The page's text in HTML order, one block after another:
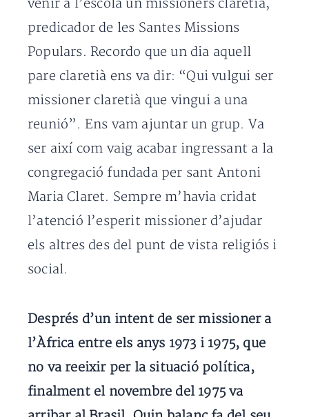
venir a l’escola un missioners claretià,
predicador de les Santes Missions
Populars. Recordo que un dia aquell
pare claretià ens va dir: “Qui vulgui ser
missioner claretià que vingui a una
reunió”. Ens vam ajuntar un grup. Va
ser així com vaig acabar ingressant a la
congregació fundada per sant Antoni
Maria Claret. Sempre m’havia cridat
l’atenció l’esperit missioner d’ajudar
els altres des del punt de vista religiós i
social.
Després d’un intent de ser missioner a
l’Àfrica entre els anys 1973 i 1975, que
no va reeixir per la situació política,
finalment el novembre del 1975 va